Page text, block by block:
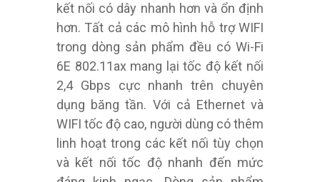
kết nối có dây nhanh hơn và ổn định
hơn. Tất cả các mô hình hỗ trợ WIFI
trong dòng sản phẩm đều có Wi-Fi
6E 802.11ax mang lại tốc độ kết nối
2,4 Gbps cực nhanh trên chuyên
dụng băng tần. Với cả Ethernet và
WIFI tốc độ cao, người dùng có thêm
linh hoạt trong các kết nối tùy chọn
và kết nối tốc độ nhanh đến mức